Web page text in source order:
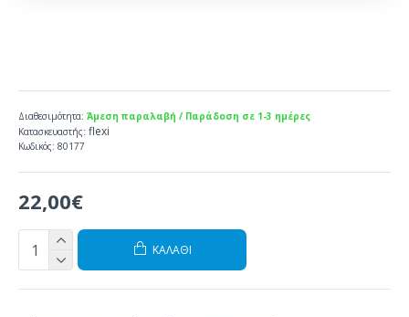
22,00€
Διαθεσιμότητα: Άμεση παραλαβή / Παράδοση σε 1-3 ημέρες
Κατασκευαστής: flexi
Κωδικός: 80177
ΚΑΛΆΘΙ